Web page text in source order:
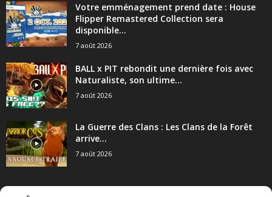
Votre emménagement prend date : House
Flipper Remastered Collection sera
disponible...
7 août 2026
BALL x PIT rebondit une dernière fois avec
Naturaliste, son ultime...
7 août 2026
La Guerre des Clans : Les Clans de la Forêt
arrive...
7 août 2026